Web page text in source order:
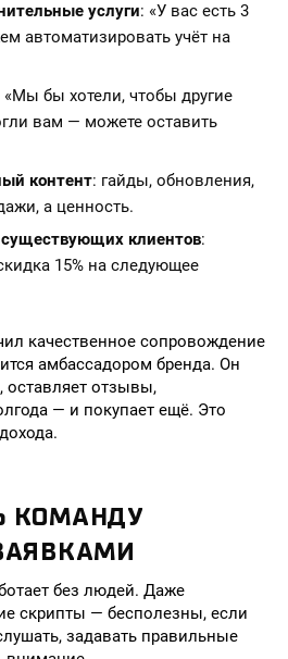
услуги: «У вас есть 3
автоматизировать учёт на
«Мы бы хотели, чтобы другие
вам — можете оставить
контент: гайды, обновления,
а ценность.
клиентов:
15% на следующее
качественное сопровождение
амбассадором бренда. Он
оставляет отзывы,
— и покупает ещё. Это
КОМАНДУ
без людей. Даже
скрипты — бесполезны, если
задавать правильные